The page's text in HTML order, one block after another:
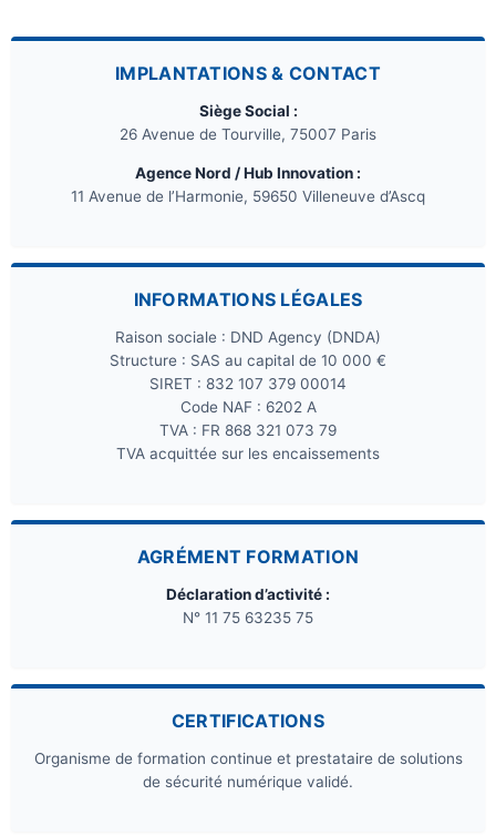
IMPLANTATIONS & CONTACT
Siège Social :
26 Avenue de Tourville, 75007 Paris
Agence Nord / Hub Innovation :
11 Avenue de l’Harmonie, 59650 Villeneuve d’Ascq
INFORMATIONS LÉGALES
Raison sociale : DND Agency (DNDA)
Structure : SAS au capital de 10 000 €
SIRET : 832 107 379 00014
Code NAF : 6202 A
TVA : FR 868 321 073 79
TVA acquittée sur les encaissements
AGRÉMENT FORMATION
Déclaration d’activité :
N° 11 75 63235 75
CERTIFICATIONS
Organisme de formation continue et prestataire de solutions
de sécurité numérique validé.